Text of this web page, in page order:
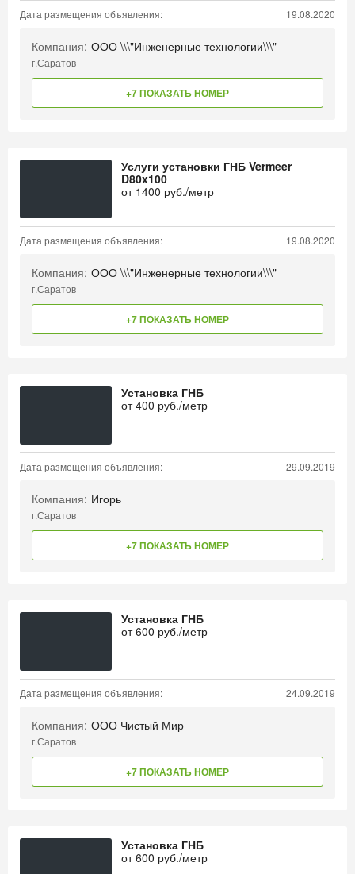
Дата размещения объявления: 19.08.2020
Компания: ООО \\\"Инженерные технологии\\\"
г.Саратов
+7 ПОКАЗАТЬ НОМЕР
Услуги установки ГНБ Vermeer
D80x100
от 1400 руб./метр
Дата размещения объявления: 19.08.2020
Компания: ООО \\\"Инженерные технологии\\\"
г.Саратов
+7 ПОКАЗАТЬ НОМЕР
Установка ГНБ
от400 руб./метр
Дата размещения объявления: 29.09.2019
Компания: Игорь
г.Саратов
+7 ПОКАЗАТЬ НОМЕР
Установка ГНБ
от600 руб./метр
Дата размещения объявления: 24.09.2019
Компания: ООО Чистый Мир
г.Саратов
+7 ПОКАЗАТЬ НОМЕР
Установка ГНБ
от600 руб./метр